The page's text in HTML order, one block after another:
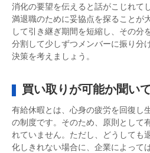
消化の要望を伝えると話がこじれて
満退職のために妥協点を探ることが
して引き継ぎ期間を短縮し、その分
分割して少しずつメンバーに振り分
決策を考えましょう。
買い取りが可能か聞い
有給休暇とは、心身の疲労を回復し
の制度です。そのため、原則として
れていません。ただし、どうしても
化しきれない場合に、企業によって